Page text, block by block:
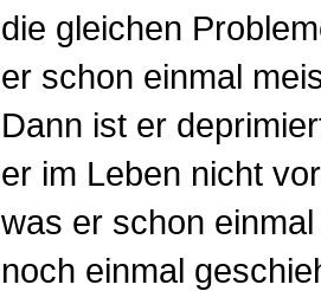
die gleichen
er schon einmal
Dann ist er
er im Leben nicht
was er schon
noch einmal